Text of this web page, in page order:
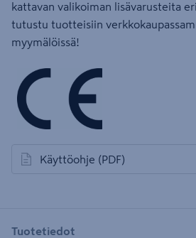
kattavan valikoiman lisävarusteita
tutustu tuotteisiin
myymälöissä!
Käyttöohje (PDF)
avautuu uuteen välilehteen
Tuotetiedot